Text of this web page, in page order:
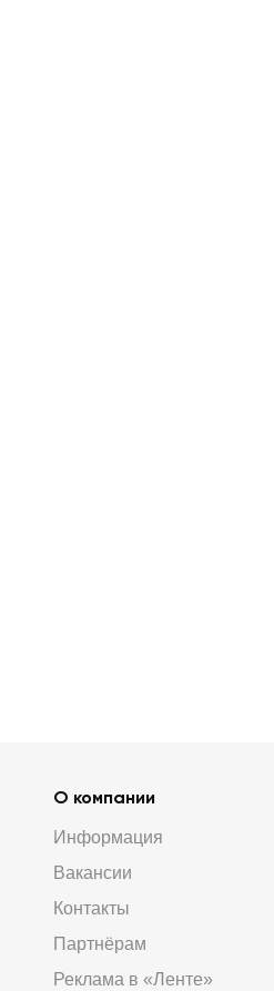
О компании
Информация
Вакансии
Контакты
Партнёрам
Реклама в «Ленте»